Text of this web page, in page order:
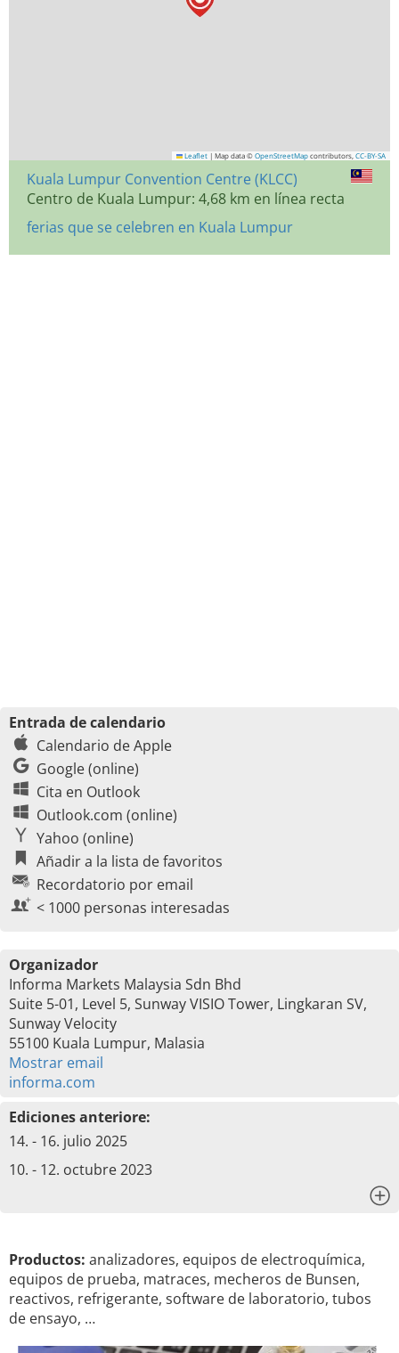
Leaflet | Map data © OpenStreetMap contributors, CC-BY-SA
Kuala Lumpur Convention Centre (KLCC)
Centro de Kuala Lumpur: 4,68 km en línea recta
ferias que se celebren en Kuala Lumpur
Entrada de calendario
Calendario de Apple
Google (online)
Cita en Outlook
Outlook.com (online)
Yahoo (online)
Añadir a la lista de favoritos
Recordatorio por email
< 1000 personas interesadas
Organizador
Informa Markets Malaysia Sdn Bhd
Suite 5-01, Level 5, Sunway VISIO Tower, Lingkaran SV,
Sunway Velocity
55100 Kuala Lumpur, Malasia
Mostrar email
informa.com
Ediciones anteriore:
14. - 16. julio 2025
10. - 12. octubre 2023
Productos: analizadores, equipos de electroquímica,
equipos de prueba, matraces, mecheros de Bunsen,
reactivos, refrigerante, software de laboratorio, tubos
de ensayo, …